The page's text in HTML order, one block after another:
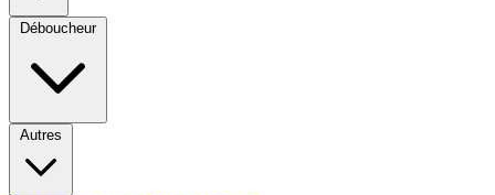
Déboucheur
Autres